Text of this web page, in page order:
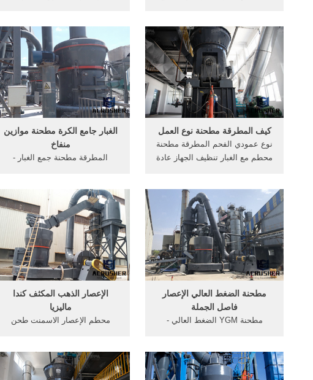
الطين. دردشة مجانية
schooltalk. عدد المضارب في
المطرقة مطحنة الهند. من جهة ثانية
آلة مطحنة الكرة ...
الغبار جامع الكرة مطحنة موازين
منفاخ
المطرقة مطحنة جمع الغبار -
حجر, التعدين الذهب مطحنة المورد,
الفحم تهتز . ... حيث، في مكان ما
في جملة، بين ما هو جامع الغبار في
مطحنة
كيف المطرقة مطحنة نوع العمل
نوع عمودي الفحم المطرقة مطحنة
محطم مع الغبار تنظيف الجهاز عادة
الإعصار يمكن جمع النهائي مسحوق
و تجنب هدر المواد الملوثة العمل.
الإعصار الذهب المكثف كندا
ماليزيا
محطم الإعصار الاسمنت طحن
طحن الفحم الذهب الإعصار المكثف
كندا pigpay netلفة تستخدم
مطحنة الضغط العالي الإعصار
فاصل الجملة
مطحنة YGM الضغط العالي -
mills for sale in south africa -
YouTube - ygm grinding